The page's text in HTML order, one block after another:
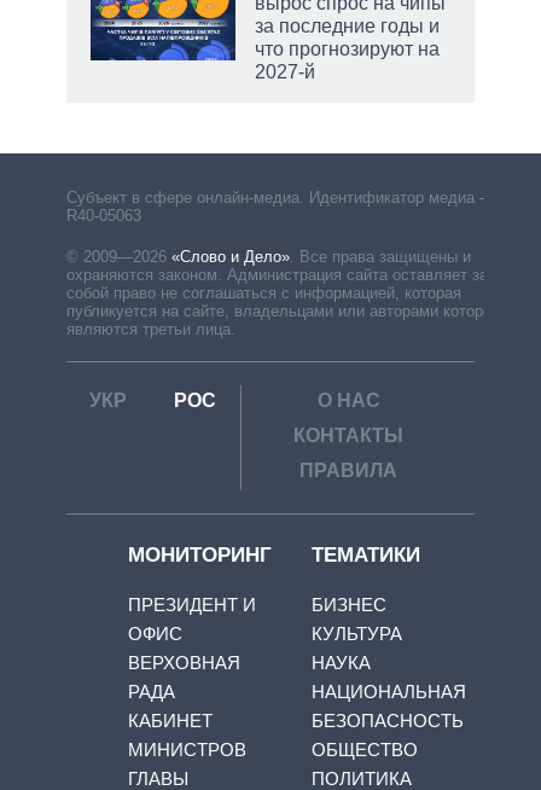
за последние годы и
что прогнозируют на
2027-й
Субъект в сфере онлайн-медиа. Идентификатор медиа –
R40-05063
© 2009—2026 «Слово и Дело»
Все права защищены и
охраняются законом. Администрация сайта оставляет за
собой право не соглашаться с информацией, которая
публикуется на сайте, владельцами или авторами которой
являются третьи лица.
УКР РОС
О НАС
КОНТАКТЫ
ПРАВИЛА
МОНИТОРИНГ
ПРЕЗИДЕНТ И
ОФИС
ВЕРХОВНАЯ
РАДА
КАБИНЕТ
МИНИСТРОВ
ГЛАВЫ
ТЕМАТИКИ
БИЗНЕС
КУЛЬТУРА
НАУКА
НАЦИОНАЛЬНАЯ
БЕЗОПАСНОСТЬ
ОБЩЕСТВО
ПОЛИТИКА